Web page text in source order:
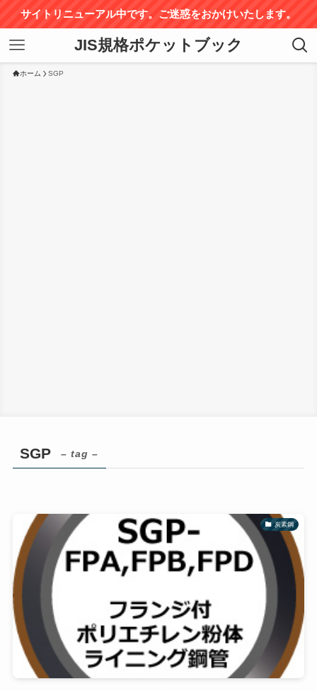
サイトリニューアル中です。ご迷惑をおかけいたします。
JIS規格ポケットブック
ホーム SGP
SGP – tag –
炭素鋼